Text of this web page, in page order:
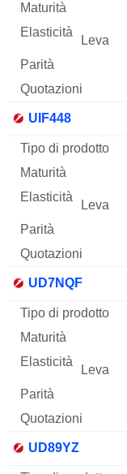
UIF448
UD7NQF
UD89YZ